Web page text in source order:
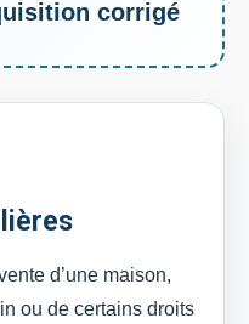
corrigé
d’une maison,
ou de certains droits